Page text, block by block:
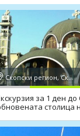
Скопски регион, Скопие
за 1 ден до
столица